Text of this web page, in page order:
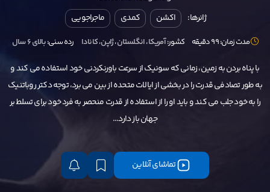
ژانرها: اکشن کمدی ماجراجویی
مدت زمان: 99 دقیقه کشور:آمریکا،انگلستان،ژاپن،کانادا رده سنی:بالای ۶ سال
با پناه بردن به زمین، زمانی که سونیک از سرعت باورنکردنی خود استفاده می کند و
به طور تصادفی قدرت را در بخشی از ایالات متحده از بین می برد، توجه دکتر روباتنیک
را به خود جلب می کند و باید او را از استفاده از قدرت منحصر به فرد خود برای تسلط بر
جهان باز دارد...
تماشای آنلاین